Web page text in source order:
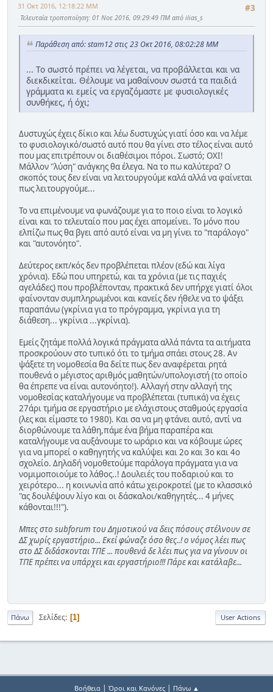
#3
31 Οκτ 2016, 12:18:22 ΜΜ
Τελευταία τροποποίηση: 01 Νοε 2016, 09:29:49 ΠΜ από ilias_s
Παράθεση από: stam12 στις 23 Οκτ 2016, 08:02:28 ΜΜ
... Το σωστό πρέπει να λέγεται, να προβάλλεται και να
διεκδικείται. Θέλουμε να μαθαίνουν σωστά τα παιδιά
γράμματα κι εμείς να εργαζόμαστε με φυσιολογικές
συνθήκες, ή όχι;
Δυστυχώς έχεις δίκιο και λέω δυστυχώς γιατί όσο και να λέμε
το φυσιολογικό/σωστό αυτό που θα γίνει στο τέλος είναι αυτό
που μας επιτρέπουν οι διαθέσιμοι πόροι. Σωστό; ΟΧΙ!
Μάλλον "λύση" ανάγκης θα έλεγα. Να το πω καλύτερα? Ο
σκοπός τους δεν είναι να λειτουργούμε καλά αλλά να φαίνεται
πως λειτουργούμε...
Το να επιμένουμε να φωνάζουμε για το ποιο είναι το λογικό
είναι και το τελευταίο που μας έχει απομείνει. Το μόνο που
ελπίζω πως θα βγει από αυτό είναι να μη γίνει το "παράλογο"
και "αυτονόητο".
Δεύτερος εκπ/κός δεν προβλέπεται πλέον (εδώ και λίγα
χρόνια). Εδώ που υπηρετώ, και τα χρόνια (με τις παχιές
αγελάδες) που προβλέπονταν, πρακτικά δεν υπήρχε γιατί όλοι
φαίνονταν συμπληρωμένοι και κανείς δεν ήθελε να το ψάξει
παραπάνω (γκρίνια για το πρόγραμμα, γκρίνια για τη
διάθεση... γκρίνια ...γκρίνια).
Εμείς ζητάμε πολλά λογικά πράγματα αλλά πάντα τα αιτήματα
προσκρούουν στο τυπικό ότι το τμήμα σπάει στους 28. Αν
ψάξετε τη νομοθεσία θα δείτε πως δεν αναφέρεται ρητά
πουθενά ο μέγιστος αριθμός μαθητών/υπολογιστή (το οποίο
θα έπρεπε να είναι αυτονόητο!). Αλλαγή στην αλλαγή της
νομοθεσίας καταλήγουμε να προβλέπεται (τυπικά) να έχεις
27άρι τμήμα σε εργαστήριο με ελάχιστους σταθμούς εργασία
(λες και είμαστε το 1980). Και σα να μη φτάνει αυτό, αντί να
διορθώνουμε τα λάθη,πάμε ένα βήμα παραπέρα και
καταλήγουμε να αυξάνουμε το ωράριο και να κόβουμε ώρες
για να μπορεί ο καθηγητής να καλύψει και 2ο και 3ο και 4ο
σχολείο. Δηλαδή νομοθετούμε παράλογα πράγματα για να
νομιμοποιούμε το λάθος..! Δουλειές του ποδαριού και το
χειρότερο... η κοινωνία από κάτω χειροκροτεί (με το κλασσικό
"ας δουλέψουν λίγο και οι δάσκαλοι/καθηγητές... 4 μήνες
κάθονται!!!").
Μπες στο subforum του Δημοτικού να δεις πόσους στέλνουν σε
ΔΣ χωρίς εργαστήριο... Εκεί φώναζε όσο θες..! ο νόμος λέει πως
στο ΔΣ διδάσκονται ΤΠΕ ... πουθενά δε λέει πως για να γίνουν οι
ΤΠΕ πρέπει να υπάρχει και εργαστήριο!!! Πάρε και κατάλαβε...
Πάνω Σελίδες 1 User Actions
Βοήθεια| Όροι και Κανόνες| Πάνω ▲